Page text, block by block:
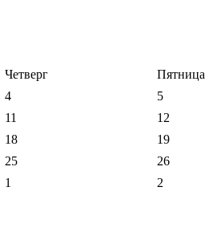
Четверг Пятница
4 5
11 12
18 19
25 26
1 2